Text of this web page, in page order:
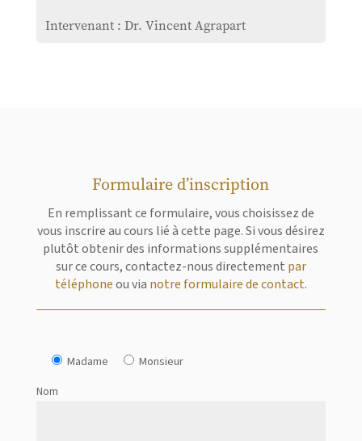
Intervenant : Dr. Vincent Agrapart
Formulaire d’inscription
En remplissant ce formulaire, vous choisissez de
vous inscrire au cours lié à cette page. Si vous désirez
plutôt obtenir des informations supplémentaires
sur ce cours, contactez-nous directement par
téléphoneou via notre formulaire de contact.
Madame
Monsieur
Nom